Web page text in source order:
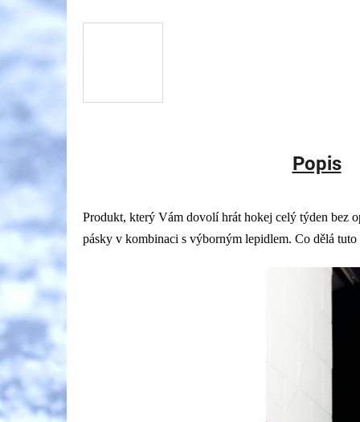
Popis
Produkt, který Vám dovolí hrát hokej celý týden bez
pásky v kombinaci s výborným lepidlem. Co dělá